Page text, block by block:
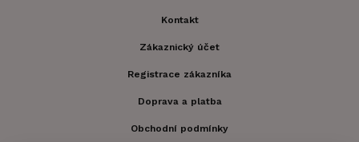
Kontakt
Zákaznický účet
Registrace zákazníka
Doprava a platba
Obchodní podmínky